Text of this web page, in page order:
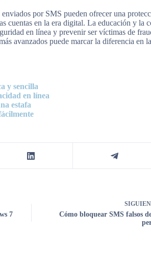
por SMS pueden ofrecer una
cuentas en la era digital. La educación y la
en línea y prevenir ser víctimas de
avanzados puede marcar la diferencia en
y sencilla
en línea
estafa
7
Cómo bloquear SMS falsos